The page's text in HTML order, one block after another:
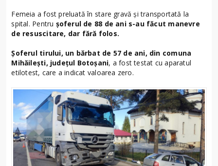
Femeia a fost preluată în stare gravă și transportată la
spital. Pentru șoferul de 88 de ani s-au făcut manevre
de resuscitare, dar fără folos.
Șoferul tirului, un bărbat de 57 de ani, din comuna
Mihăilești, județul Botoșani, a fost testat cu aparatul
etilotest, care a indicat valoarea zero.